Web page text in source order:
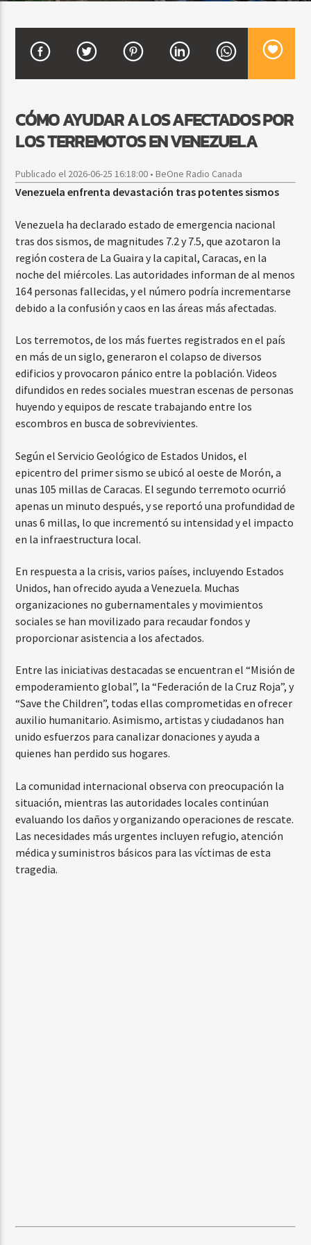
CURRENT SHOW
DJ MIX
12:00 AM 2:00 AM
CÓMO AYUDAR A LOS AFECTADOS POR
LOS TERREMOTOS EN VENEZUELA
Publicado el 2026-06-25 16:18:00 • BeOne Radio Canada
Venezuela enfrenta devastación tras potentes sismos
Venezuela ha declarado estado de emergencia nacional
tras dos sismos, de magnitudes 7.2 y 7.5, que azotaron la
región costera de La Guaira y la capital, Caracas, en la
noche del miércoles. Las autoridades informan de al menos
164 personas fallecidas, y el número podría incrementarse
debido a la confusión y caos en las áreas más afectadas.
Los terremotos, de los más fuertes registrados en el país
en más de un siglo, generaron el colapso de diversos
edificios y provocaron pánico entre la población. Videos
difundidos en redes sociales muestran escenas de personas
huyendo y equipos de rescate trabajando entre los
escombros en busca de sobrevivientes.
Según el Servicio Geológico de Estados Unidos, el
epicentro del primer sismo se ubicó al oeste de Morón, a
unas 105 millas de Caracas. El segundo terremoto ocurrió
apenas un minuto después, y se reportó una profundidad de
unas 6 millas, lo que incrementó su intensidad y el impacto
en la infraestructura local.
En respuesta a la crisis, varios países, incluyendo Estados
Unidos, han ofrecido ayuda a Venezuela. Muchas
organizaciones no gubernamentales y movimientos
sociales se han movilizado para recaudar fondos y
proporcionar asistencia a los afectados.
Entre las iniciativas destacadas se encuentran el “Misión de
empoderamiento global”, la “Federación de la Cruz Roja”, y
“Save the Children”, todas ellas comprometidas en ofrecer
auxilio humanitario. Asimismo, artistas y ciudadanos han
unido esfuerzos para canalizar donaciones y ayuda a
quienes han perdido sus hogares.
La comunidad internacional observa con preocupación la
situación, mientras las autoridades locales continúan
evaluando los daños y organizando operaciones de rescate.
Las necesidades más urgentes incluyen refugio, atención
médica y suministros básicos para las víctimas de esta
tragedia.